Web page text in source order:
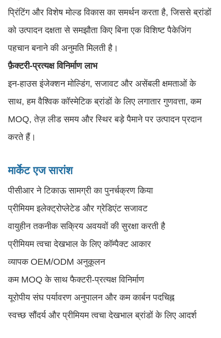
प्रिंटिंग और विशेष मोल्ड विकास का समर्थन करता है, जिससे ब्रांडों
को उत्पादन दक्षता से समझौता किए बिना एक विशिष्ट पैकेजिंग
पहचान बनाने की अनुमति मिलती है।
फ़ैक्टरी-प्रत्यक्ष विनिर्माण लाभ
इन-हाउस इंजेक्शन मोल्डिंग, सजावट और असेंबली क्षमताओं के
साथ, हम वैश्विक कॉस्मेटिक ब्रांडों के लिए लगातार गुणवत्ता, कम
MOQ, तेज़ लीड समय और स्थिर बड़े पैमाने पर उत्पादन प्रदान
करते हैं।
मार्केट एज सारांश
पीसीआर ने टिकाऊ सामग्री का पुनर्चक्रण किया
प्रीमियम इलेक्ट्रोप्लेटेड और ग्रेडिएंट सजावट
वायुहीन तकनीक सक्रिय अवयवों की सुरक्षा करती है
प्रीमियम त्वचा देखभाल के लिए कॉम्पैक्ट आकार
व्यापक OEM/ODM अनुकूलन
कम MOQ के साथ फैक्टरी-प्रत्यक्ष विनिर्माण
यूरोपीय संघ पर्यावरण अनुपालन और कम कार्बन पदचिह्न
स्वच्छ सौंदर्य और प्रीमियम त्वचा देखभाल ब्रांडों के लिए आदर्श